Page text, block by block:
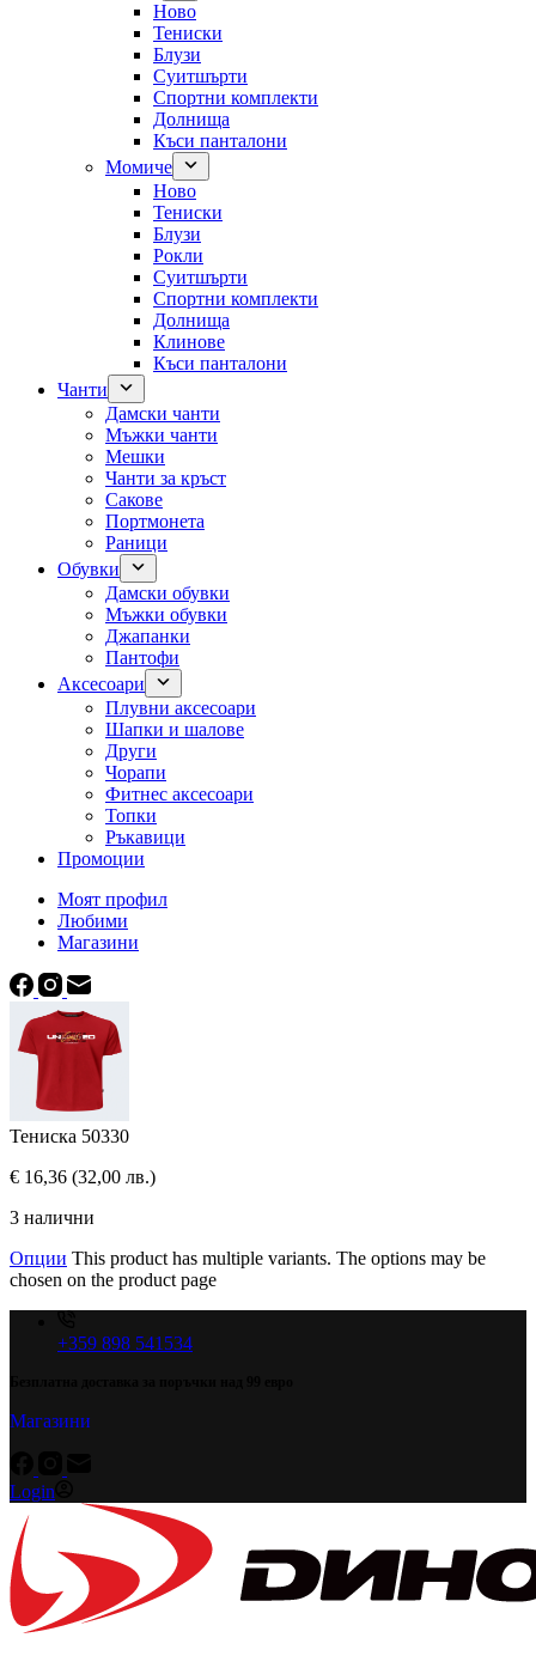
Ново
Тениски
Блузи
Суитшърти
Спортни комплекти
Долнища
Къси панталони
Момиче
Ново
Тениски
Блузи
Рокли
Суитшърти
Спортни комплекти
Долнища
Клинове
Къси панталони
Чанти
Дамски чанти
Мъжки чанти
Мешки
Чанти за кръст
Сакове
Портмонета
Раници
Обувки
Дамски обувки
Мъжки обувки
Джапанки
Пантофи
Аксесоари
Плувни аксесоари
Шапки и шалове
Други
Чорапи
Фитнес аксесоари
Топки
Ръкавици
Промоции
Моят профил
Любими
Магазини
Тениска 50330
€ 16,36 (32,00 лв.)
3 налични
Опции This product has multiple variants. The options may be
chosen on the product page
+359 898 541534
Магазини
Login